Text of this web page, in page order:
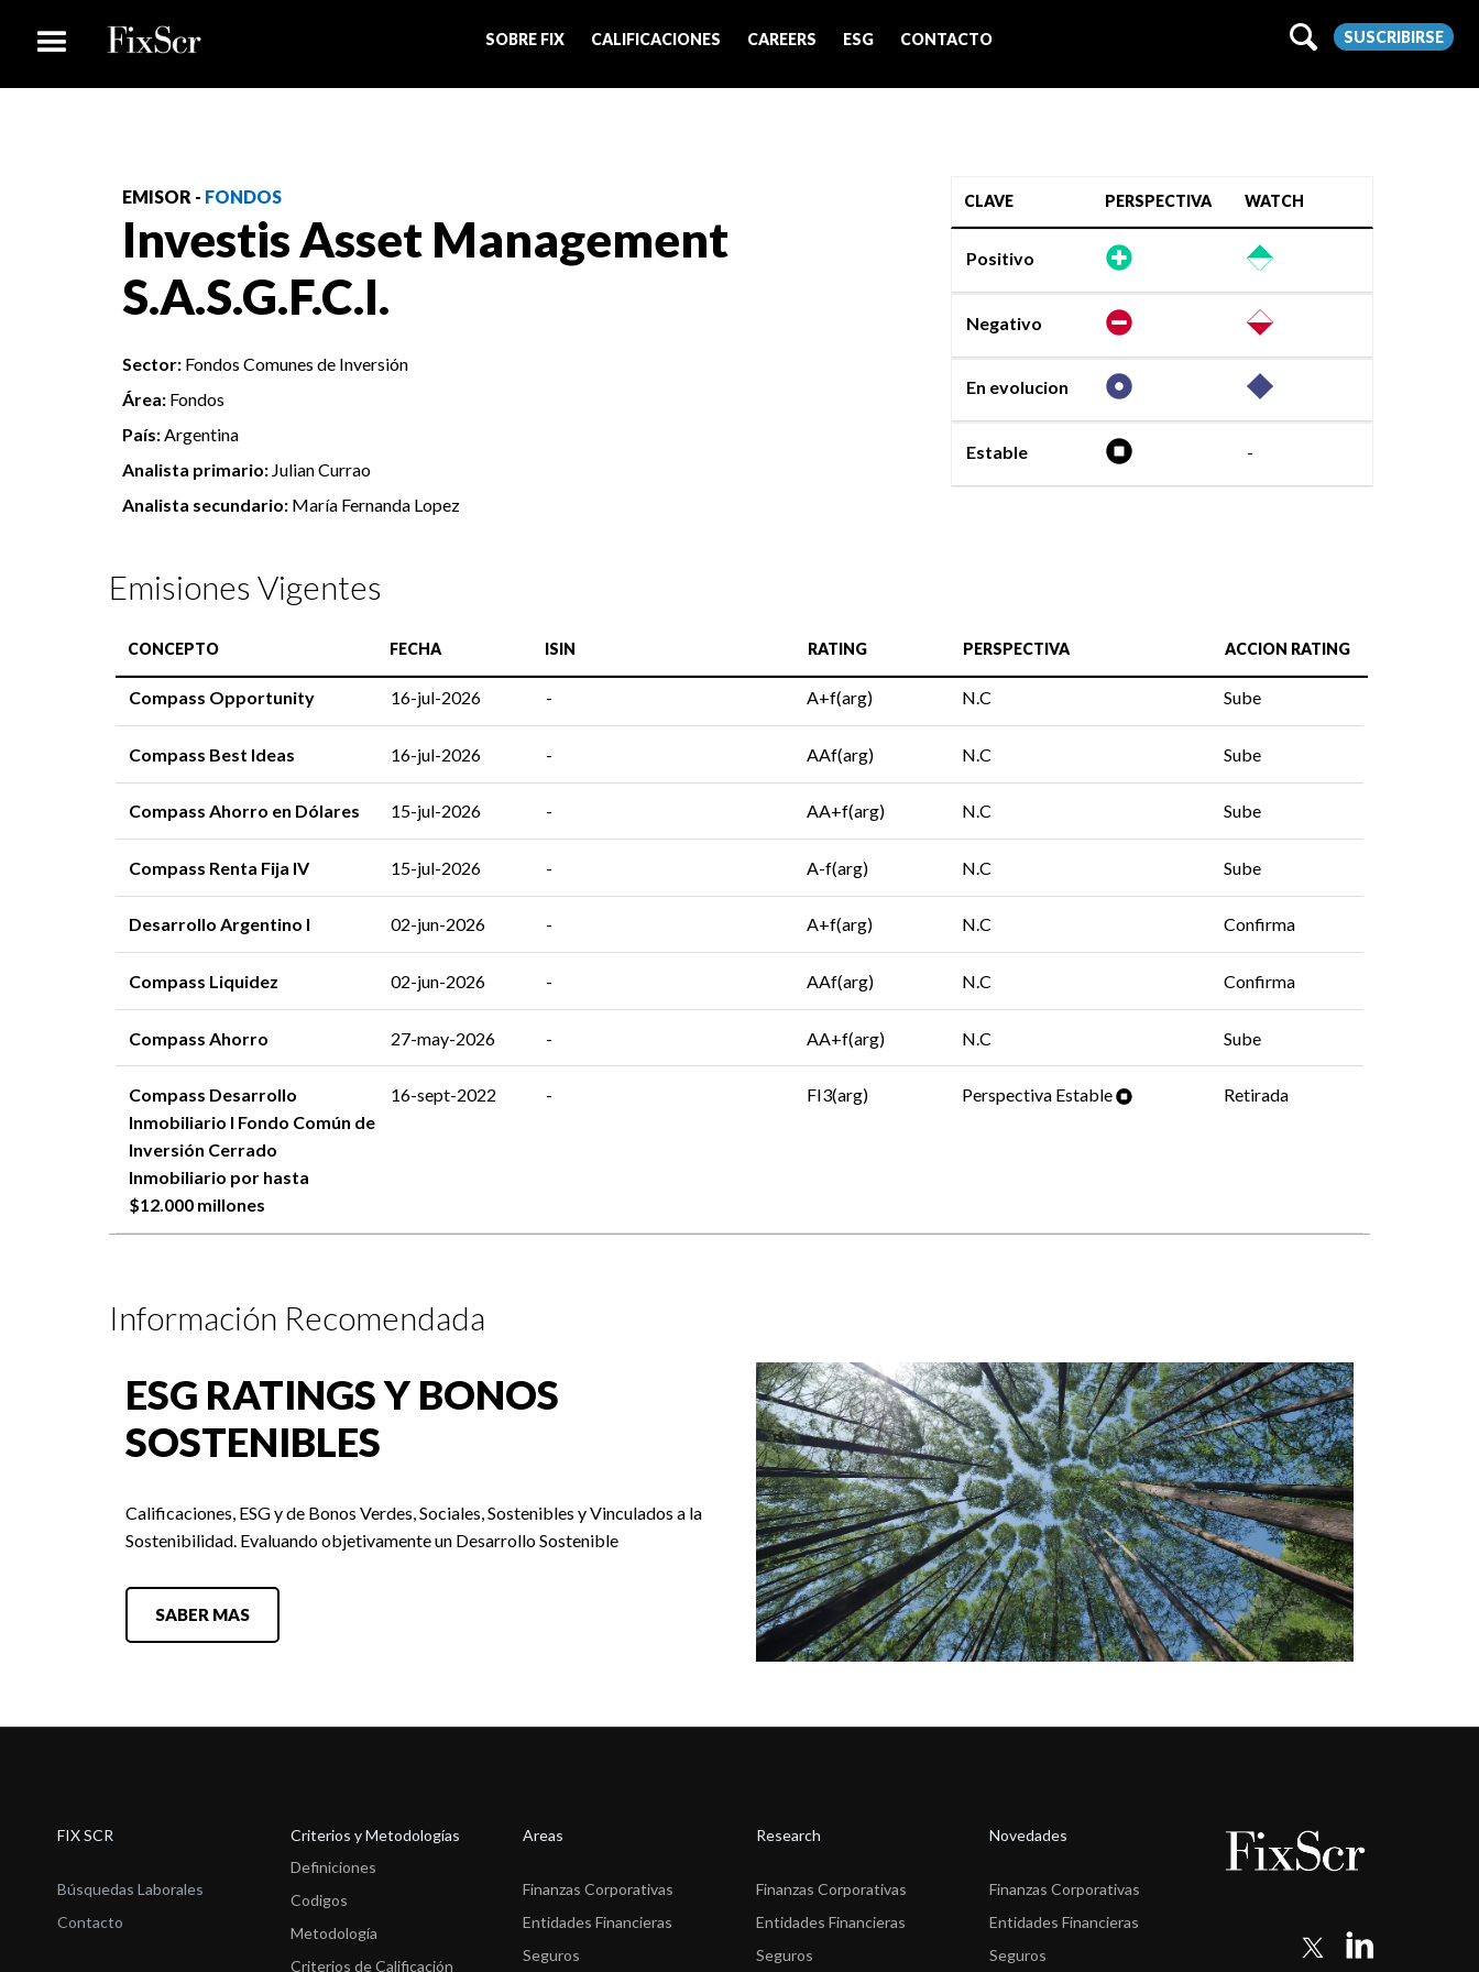
SOBRE FIX CALIFICACIONES CAREERS ESG CONTACTO SUSCRIBIRSE
EMISOR - FONDOS
Investis Asset Management
S.A.S.G.F.C.I.
Sector: Fondos Comunes de Inversión
Área: Fondos
País:Argentina
Analista primario: Julian Currao
Analista secundario: María Fernanda Lopez
CLAVE PERSPECTIVA WATCH
Positivo
Negativo
En evolucion
Estable -
Emisiones Vigentes
CONCEPTO FECHA ISIN RATING PERSPECTIVA ACCION RATING
Compass Opportunity 16-jul-2026 - A+f(arg) N.C Sube
Compass Best Ideas 16-jul-2026 - AAf(arg) N.C Sube
Compass Ahorro en Dólares 15-jul-2026 - AA+f(arg) N.C Sube
Compass Renta Fija IV 15-jul-2026 - A-f(arg) N.C Sube
Desarrollo Argentino I 02-jun-2026 - A+f(arg) N.C Confirma
Compass Liquidez 02-jun-2026 - AAf(arg) N.C Confirma
Compass Ahorro 27-may-2026 - AA+f(arg) N.C Sube
Compass Desarrollo
Inmobiliario I Fondo Común de
Inversión Cerrado
Inmobiliario por hasta
$12.000 millones
16-sept-2022 - FI3(arg) Perspectiva Estable Retirada
Información Recomendada
ESG RATINGS Y BONOS
SOSTENIBLES
Calificaciones, ESG y de Bonos Verdes, Sociales, Sostenibles y Vinculados a la
Sostenibilidad. Evaluando objetivamente un Desarrollo Sostenible
SABER MAS
FIX SCR
Búsquedas Laborales
Contacto
Criterios y Metodologías
Definiciones
Codigos
Metodología
Criterios de Calificación
Areas
Finanzas Corporativas
Entidades Financieras
Seguros
Research
Finanzas Corporativas
Entidades Financieras
Seguros
Novedades
Finanzas Corporativas
Entidades Financieras
Seguros